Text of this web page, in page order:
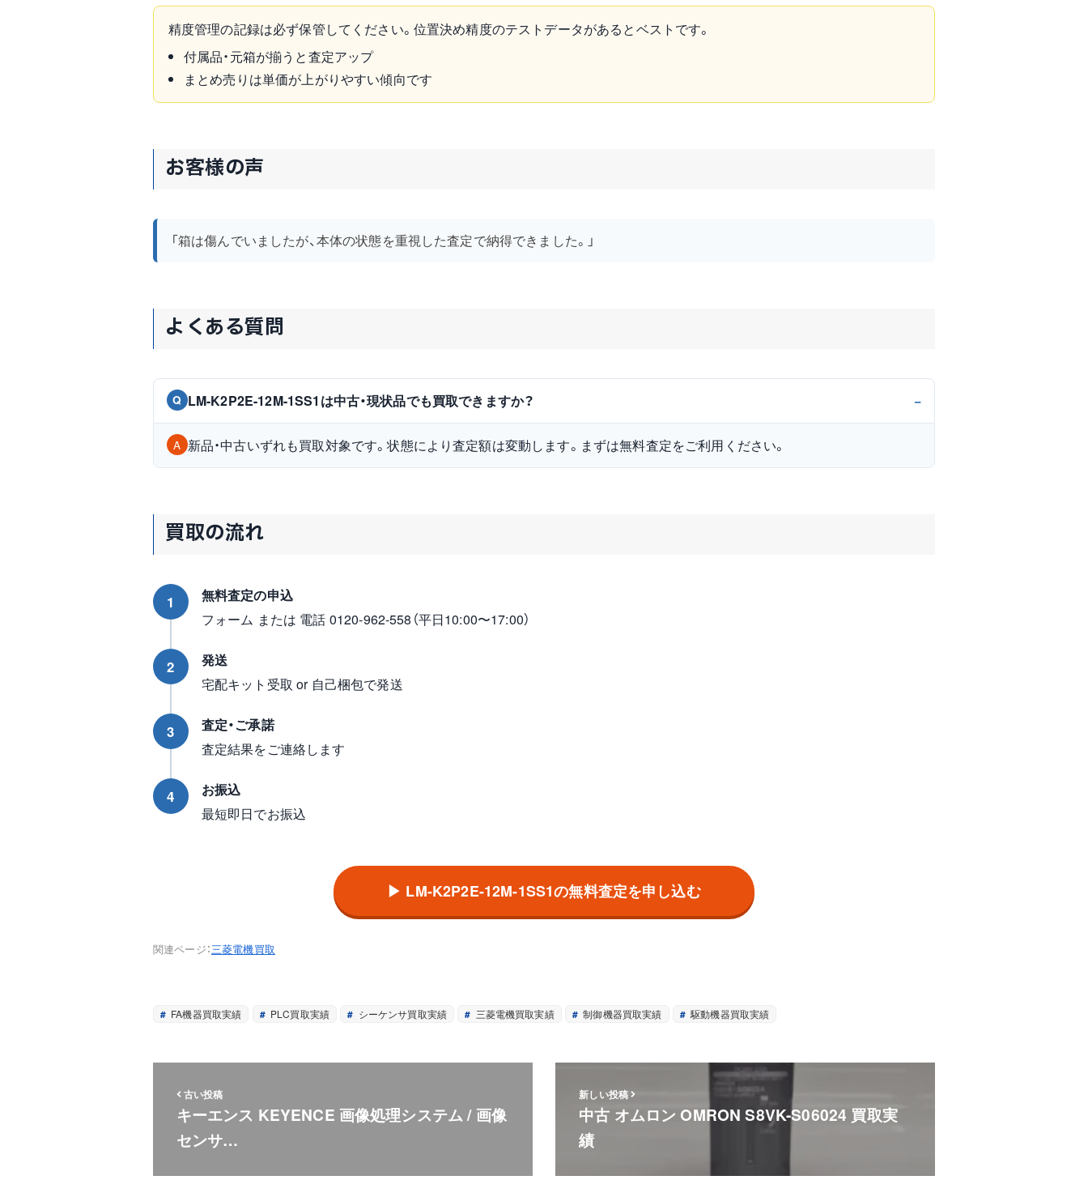
精度管理の記録は必ず保管してください。位置決め精度のテストデータがあるとベストです。
付属品・元箱が揃うと査定アップ
まとめ売りは単価が上がりやすい傾向です
お客様の声
「箱は傷んでいましたが、本体の状態を重視した査定で納得できました。」
よくある質問
Q LM-K2P2E-12M-1SS1は中古・現状品でも買取できますか？
A 新品・中古いずれも買取対象です。状態により査定額は変動します。まずは無料査定をご利用ください。
買取の流れ
1
無料査定の申込
フォーム または 電話 0120-962-558（平日10:00〜17:00）
2
発送
宅配キット受取 or 自己梱包で発送
3
査定・ご承諾
査定結果をご連絡します
4
お振込
最短即日でお振込
▶ LM-K2P2E-12M-1SS1の無料査定を申し込む
関連ページ：三菱電機買取
FA機器買取実績 PLC買取実績 シーケンサ買取実績 三菱電機買取実績 制御機器買取実績 駆動機器買取実績
古い投稿
キーエンス KEYENCE 画像処理システム / 画像
センサ…
新しい投稿
中古 オムロン OMRON S8VK-S06024 買取実
績